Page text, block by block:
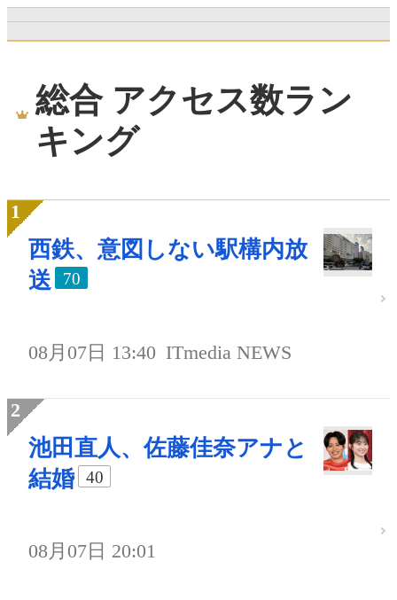
総合 アクセス数ラン
キング
西鉄、意図しない駅構内放
送
70
08月07日 13:40 ITmedia NEWS
池田直人、佐藤佳奈アナと
結婚
40
08月07日 20:01